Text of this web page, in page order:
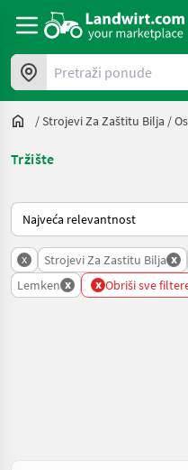
Pretraži ponude
/Strojevi Za Zaštitu Bilja /
Tržište
Način na koji sortira
x Strojevi Za Zastitu Bilja x
Lemken x x Obriši sve